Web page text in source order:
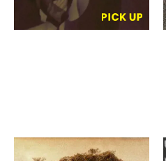
ジェローム・パチェ